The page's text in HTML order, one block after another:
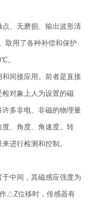
、无磨损、输出波形清
取用了各种补偿和保护
。
间接应用。前者是直接
对象上人为设置的磁
多非电、非磁的物理量
、角度、角速度、转
进行检测和控制。
中间，其磁感应强度为
△Z位移时，传感器有